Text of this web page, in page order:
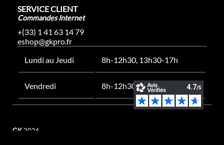
SERVICE CLIENT
Commandes Internet
+(33) 1 41 63 14 79
eshop@gkpro.fr
Lundi au Jeudi
8h-12h30, 13h30-17h
Vendredi 8h-12h30, 13h30-16h
GK 2026